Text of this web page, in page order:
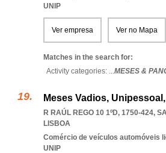
UNIP
Ver empresa Ver no Mapa
Matches in the search for:
Activity categories: ...MESES &
Meses Vadios,
R RAÚL REGO 10 1ºD, 1750-424,
LISBOA
Comércio de veículos automóveis
UNIP